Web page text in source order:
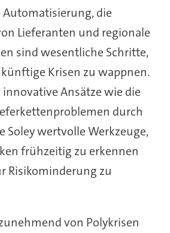
die
Lieferanten und regionale
sind wesentliche Schritte,
Krisen zu wappnen.
Ansätze wie die
durch
wertvolle Werkzeuge,
frühzeitig zu erkennen
Risikominderung zu
von Polykrisen